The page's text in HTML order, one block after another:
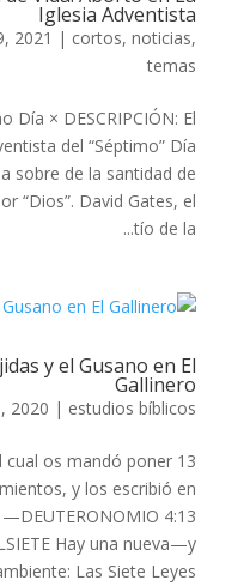
Iglesia Adventista
2021 | cortos,noticias,
temas
Día × DESCRIPCIÓN: El
del “Séptimo” Día
sobre de la santidad de
“Dios”. David Gates, el
tío de la...
y el Gusano en El
Gallinero
2020 | estudios bíblicos
cual os mandó poner
y los escribió en
4:13
Hay una nueva—y
Las Siete Leyes